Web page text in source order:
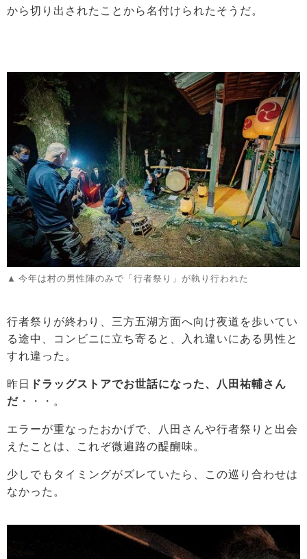
から切り出されたことから名付けられたそうだ。
今年は村の男性陣のみで「行者祭り」が執り行われた
行者祭りが終わり、三方五湖方面へ向け夜道を歩いてい
る途中、コンビニに立ち寄ると、入れ違いにある男性と
すれ違った。
昨日
ドラッグストアでお世話になった、八田祐輔さん
だ ・・・。
エラーが重なったおかげで、八田さんや行者祭りと出会
えたことは、これぞ微遍路の醍醐味。
少しでもタイミングがズレていたら、この巡り合わせは
なかった。